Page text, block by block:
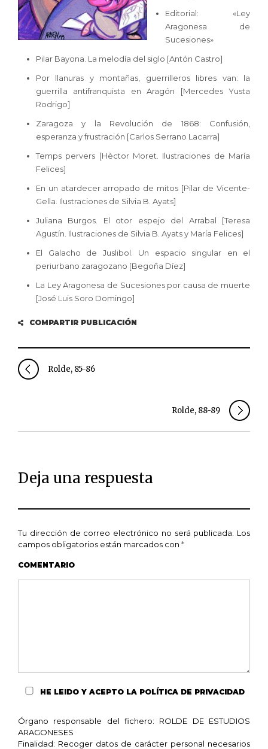
Editorial: «Ley
Aragonesa de
Sucesiones»
Pilar Bayona. La melodía del siglo [Antón Castro]
Por llanuras y montañas, guerrilleros libres van: la
guerrilla antifranquista en Aragón [Mercedes Yusta
Rodrigo]
Zaragoza y la Revolución de 1868: Confusión,
esperanza y frustración [Carlos Serrano Lacarra]
Temps pervers [Hèctor Moret. Ilustraciones de María
Felices]
En un atardecer arropado de mitos [Pilar de Vicente-
Gella. Ilustraciones de Silvia B. Ayats]
Juliana Burgos. El otor espejo del Arrabal [Teresa
Agustín. Ilustraciones de Silvia B. Ayats y María Felices]
El Galacho de Juslibol. Un espacio singular en el
periurbano zaragozano [Begoña Díez]
La Ley Aragonesa de Sucesiones por causa de muerte
[José Luis Soro Domingo]
COMPARTIR PUBLICACIÓN
Rolde, 85-86
Rolde, 88-89
Deja una respuesta
Tu dirección de correo electrónico no será publicada.
Los
campos obligatorios están marcados con *
COMENTARIO
HE LEIDO Y ACEPTO LA POLÍTICA DE PRIVACIDAD
Órgano responsable del fichero: ROLDE DE ESTUDIOS
ARAGONESES
Finalidad: Recoger datos de carácter personal necesarios